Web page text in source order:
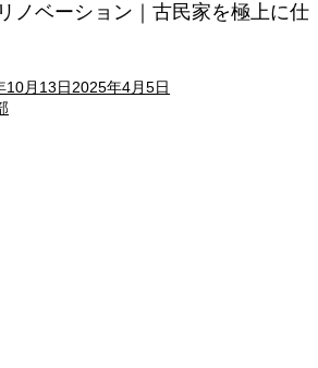
ノベーション｜古民家を極上に仕
10月13日2025年4月5日